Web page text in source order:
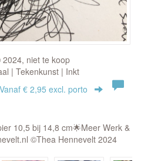
niet te koop
| Tekenkunst | Inkt
Vanaf € 2,95 excl. porto
10,5 bij 14,8 cm🌟Meer Werk &
©Thea Hennevelt 2024